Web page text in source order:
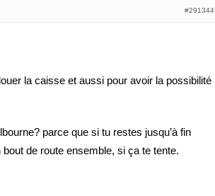
#291344
la caisse et aussi pour avoir la possibilité
parce que si tu restes jusqu’à fin
de route ensemble, si ça te tente.